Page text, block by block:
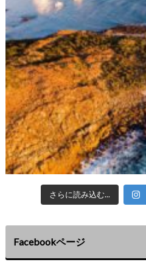
さらに読み込む...
Facebookページ